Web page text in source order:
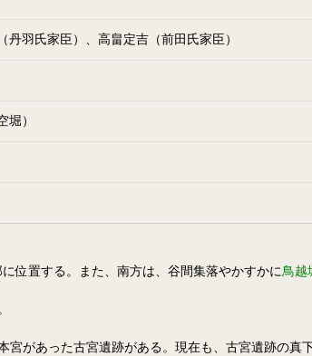
羽氏家臣）、高畠定吉（前田氏家臣）
堀）
位置する。また、南方は、谷間集落やかすかに鳥越
があった古宮遺跡がある。現在も、古宮遺跡の